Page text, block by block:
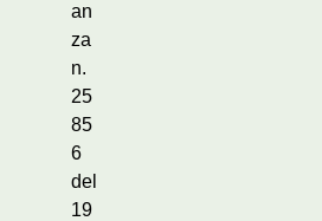
an
za
n.
25
85
6
del
19